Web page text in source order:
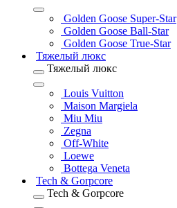
Golden Goose Super-Star
Golden Goose Ball-Star
Golden Goose True-Star
Тяжелый люкс
Тяжелый люкс
Louis Vuitton
Maison Margiela
Miu Miu
Zegna
Off-White
Loewe
Bottega Veneta
Tech & Gorpcore
Tech & Gorpcore